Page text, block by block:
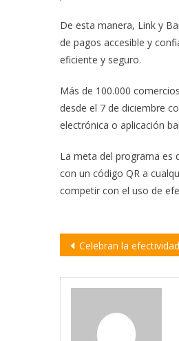
De esta manera, Link y
de pagos accesible y
eficiente y seguro.
Más de 100.000
desde el 7 de diciembre
electrónica o aplicación
La meta del programa es
con un código QR a
competir con el uso de
Navegación
entradas
Celebran la efectividad del suero equino desarrollado en Argentina